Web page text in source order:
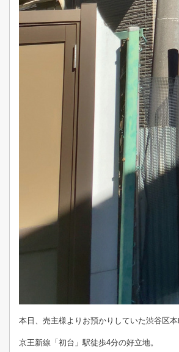
本日、売主様よりお預かりしていた渋谷区
京王新線「初台」駅徒歩4分の好立地。